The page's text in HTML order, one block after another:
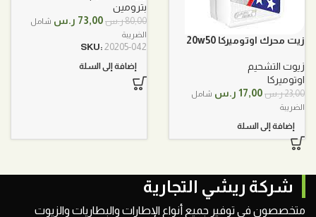
زيت محرك اوتوميركا 20w50
زيوت التشحيم
اوتوميركا
23,00ر.س السعر
23,00 ر.س.
17,00 ر.س السعر
شامل
الضريبة
إضافة إلى السلة
بترومين
80,00ر.س السعر
هو:
73,00 ر.س السعر
شامل
الضريبة
SKU: 20205-042
إضافة إلى السلة
شركة ريشي التجارية
متخصصون في توفير جميع أنواع الإطارات والبطاريات والزيوت